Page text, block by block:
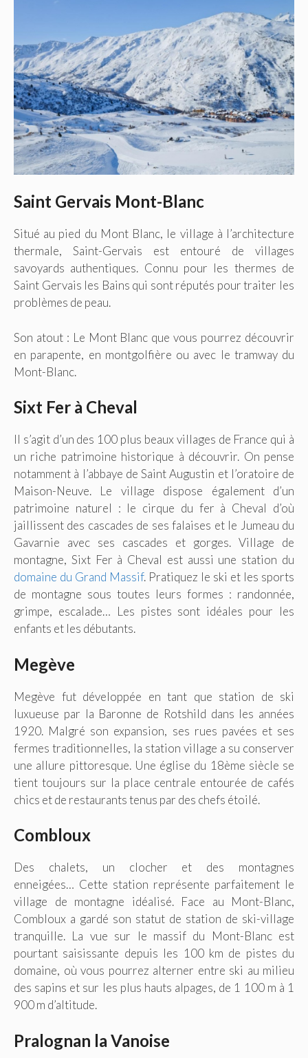
Saint Gervais Mont-Blanc
Situé au pied du Mont Blanc, le village à l’architecture
thermale, Saint-Gervais est entouré de villages
savoyards authentiques. Connu pour les thermes de
Saint Gervais les Bains qui sont réputés pour traiter les
problèmes de peau.
Son atout : Le Mont Blanc que vous pourrez découvrir
en parapente, en montgolfière ou avec le tramway du
Mont-Blanc.
Sixt Fer à Cheval
Il s’agit d’un des 100 plus beaux villages de France qui à
un riche patrimoine historique à découvrir. On pense
notamment à l’abbaye de Saint Augustin et l’oratoire de
Maison-Neuve. Le village dispose également d’un
patrimoine naturel : le cirque du fer à Cheval d’où
jaillissent des cascades de ses falaises et le Jumeau du
Gavarnie avec ses cascades et gorges. Village de
montagne, Sixt Fer à Cheval est aussi une station du
domaine du Grand Massif. Pratiquez le ski et les sports
de montagne sous toutes leurs formes : randonnée,
grimpe, escalade… Les pistes sont idéales pour les
enfants et les débutants.
Megève
Megève fut développée en tant que station de ski
luxueuse par la Baronne de Rotshild dans les années
1920. Malgré son expansion, ses rues pavées et ses
fermes traditionnelles, la station village a su conserver
une allure pittoresque. Une église du 18ème siècle se
tient toujours sur la place centrale entourée de cafés
chics et de restaurants tenus par des chefs étoilé.
Combloux
Des chalets, un clocher et des montagnes
enneigées… Cette station représente parfaitement le
village de montagne idéalisé. Face au Mont-Blanc,
Combloux a gardé son statut de station de ski-village
tranquille. La vue sur le massif du Mont-Blanc est
pourtant saisissante depuis les 100 km de pistes du
domaine, où vous pourrez alterner entre ski au milieu
des sapins et sur les plus hauts alpages, de 1 100 m à 1
900 m d’altitude.
Pralognan la Vanoise